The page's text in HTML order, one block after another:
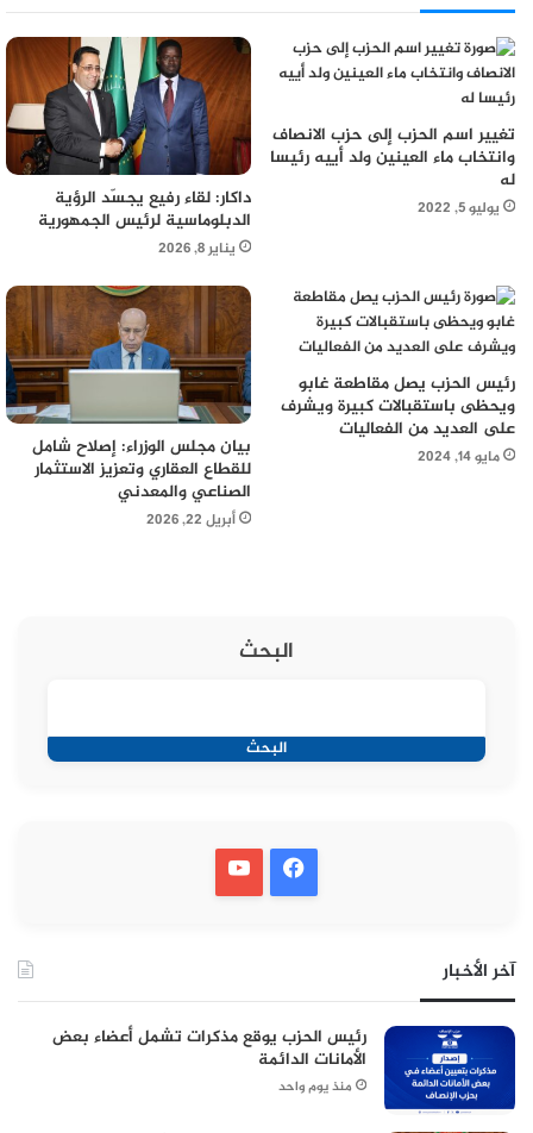
تغيير اسم الحزب إلى حزب الانصاف
وانتخاب ماء العينين ولد أييه رئيسا
له
يوليو 5, 2022
داكار: لقاء رفيع يجسّد الرؤية
الدبلوماسية لرئيس الجمهورية
يناير 8, 2026
رئيس الحزب يصل مقاطعة غابو
ويحظى باستقبالات كبيرة ويشرف
على العديد من الفعاليات
مايو 14, 2024
بيان مجلس الوزراء: إصلاح شامل
للقطاع العقاري وتعزيز الاستثمار
الصناعي والمعدني
أبريل 22, 2026
البحث
البحث
آخر الأخبار
رئيس الحزب يوقع مذكرات تشمل أعضاء بعض
الأمانات الدائمة
منذ يوم واحد